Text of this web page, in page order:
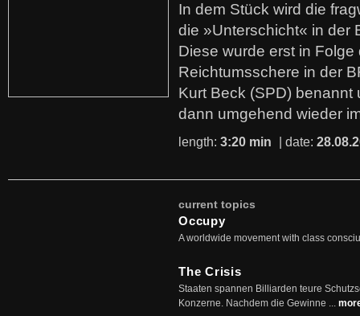
In dem Stück wird die
die »Unterschicht« in der
Diese wurde erst in
Reichtumsschere in der
Kurt Beck (SPD)
dann umgehend wieder
length: 3:20 min | date:
current topics
Occupy
A worldwide movement with class
The Crisis
Staaten spannen Billiarden teure
Konzerne. Nachdem die Gewinne ...